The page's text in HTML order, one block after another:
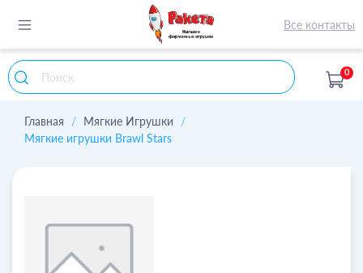
Все контакты
0
Главная
Мягкие Игрушки
Мягкие игрушки Brawl Stars